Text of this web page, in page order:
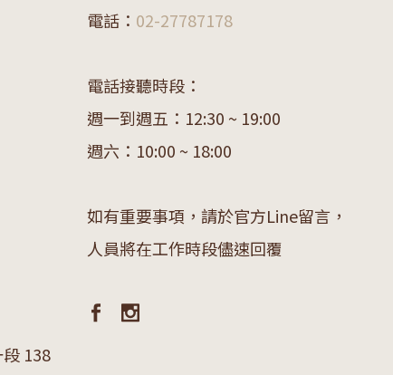
138
電話： 02-27787178
電話接聽時段：
週一到週五：12:30 ~ 19:00
週六：10:00 ~ 18:00
如有重要事項，請於官方Line留言，
人員將在工作時段儘速回覆